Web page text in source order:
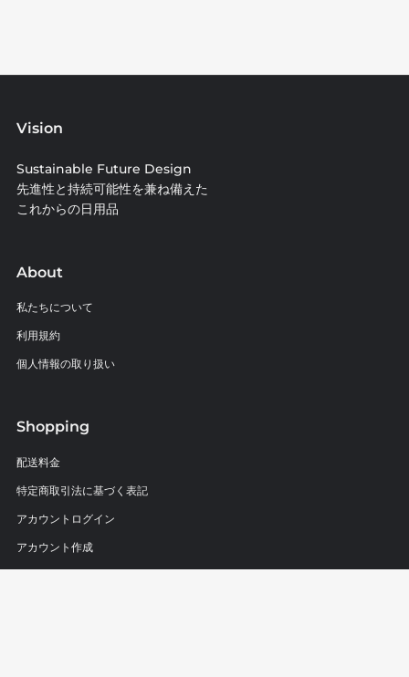
Vision
Sustainable Future Design
先進性と持続可能性を兼ね備えた
これからの日用品
About
私たちについて
利用規約
個人情報の取り扱い
Shopping
配送料金
特定商取引法に基づく表記
アカウントログイン
アカウント作成